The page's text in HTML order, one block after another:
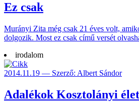
Ez csak
Murányi Zita még csak 21 éves volt,
dol­gozik. Most ez csak című versét
irodalom
2014.11.19 — Szerző: Albert Sándor
Adalékok Kosztolányi